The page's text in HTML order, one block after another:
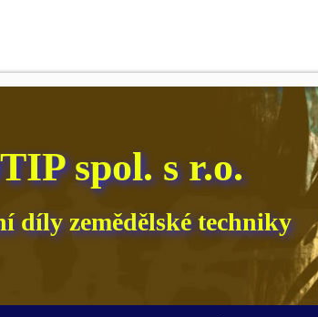
spol. s r.o.
díly zemědělské techniky